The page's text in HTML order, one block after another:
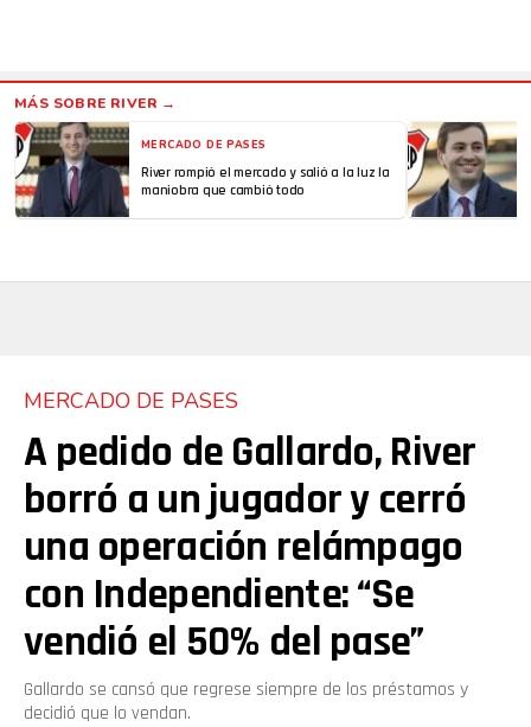
MERCADO DE PASES
River rompió el mercado y salió a la luz la
maniobra que cambió todo
MERCADO DE PASES
A pedido de Gallardo, River
borró a un jugador y cerró
una operación relámpago
con Independiente: “Se
vendió el 50% del pase”
Gallardo se cansó que regrese siempre de los préstamos y
decidió que lo vendan.